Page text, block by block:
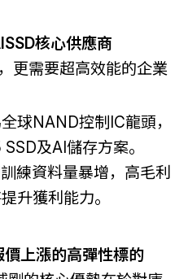
核心供應商
更需要超高效能的企業
球NAND控制IC龍頭，
及AI儲存方案。
練資料量暴增，高毛利
升獲利能力。
上漲的高彈性標的